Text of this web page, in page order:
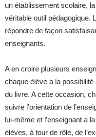
un établissement scolaire,
véritable outil pédagogique.
répondre de façon
enseignants.
A en croire plusieurs
chaque élève a la
du livre. A cette occasion,
suivre l’orientation de
lui-même et l’enseignant a
élèves, à tour de rôle, de